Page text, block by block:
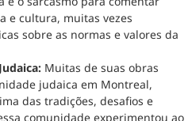
e cultura, muitas vezes
sobre as normas e valores da
Muitas de suas obras
judaica em Montreal,
das tradições, desafios e
comunidade experimentou ao